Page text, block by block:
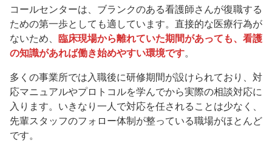
コールセンターは、ブランクのある看護師さんが復職する
ための第一歩としても適しています。直接的な医療行為が
ないため、 臨床現場から離れていた期間があっても、看護
の知識があれば働き始めやすい環境です。
多くの事業所では入職後に研修期間が設けられており、対
応マニュアルやプロトコルを学んでから実際の相談対応に
入ります。いきなり一人で対応を任されることは少なく、
先輩スタッフのフォロー体制が整っている職場がほとんど
です。